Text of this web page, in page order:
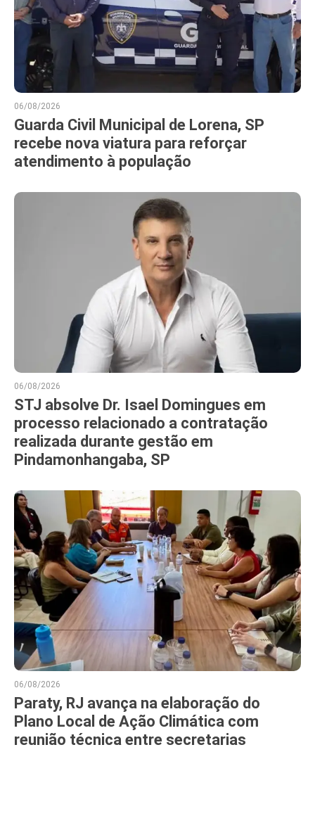
06/08/2026
Guarda Civil Municipal de Lorena, SP
recebe nova viatura para reforçar
atendimento à população
06/08/2026
STJ absolve Dr. Isael Domingues em
processo relacionado a contratação
realizada durante gestão em
Pindamonhangaba, SP
06/08/2026
Paraty, RJ avança na elaboração do
Plano Local de Ação Climática com
reunião técnica entre secretarias